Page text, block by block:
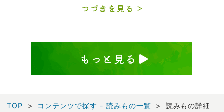
つづきを見る
もっと見る
TOP コンテンツで探す - 読みもの一覧 読みもの詳細